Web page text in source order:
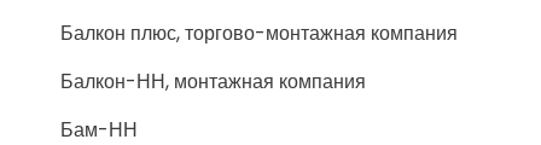
Балкон плюс, торгово-монтажная компания
Балкон-НН, монтажная компания
Бам-НН